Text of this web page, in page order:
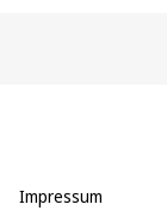
Impressum